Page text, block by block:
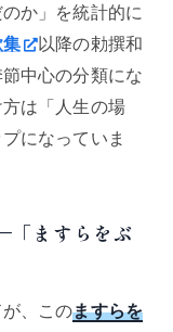
か」を統計的に
以降の勅撰和
中心の分類にな
は「人生の場
になっていま
ますらをぶ
、このますらを